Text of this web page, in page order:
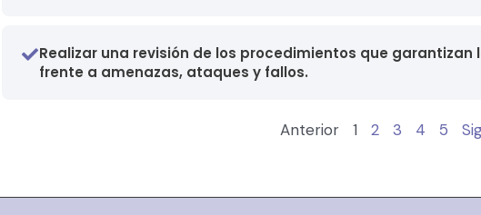
Realizar una revisión de los procedimientos que
frente a amenazas, ataques y fallos.
Anterior 1 2 3 4 5